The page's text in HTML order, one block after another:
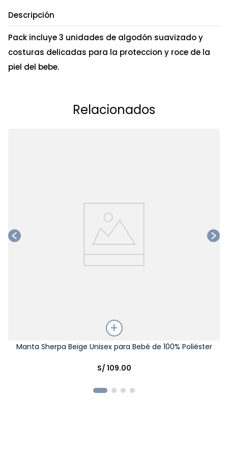
Descripción
Pack incluye 3 unidades de algodón suavizado y
costuras delicadas para la proteccion y roce de la
piel del bebe.
Relacionados
Talla
Manta Sherpa Beige Unisex para Bebé de 100% Poliéster
S/109.00